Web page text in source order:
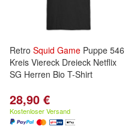
Retro Squid Game Puppe 546
Kreis Viereck Dreieck Netflix
SG Herren Bio T-Shirt
28,90 €
Kostenloser Versand